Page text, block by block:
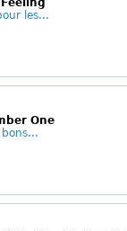
les...
One